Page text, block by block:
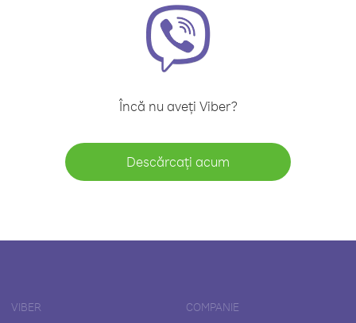
Încă nu aveți Viber?
Descărcați acum
VIBER COMPANIE